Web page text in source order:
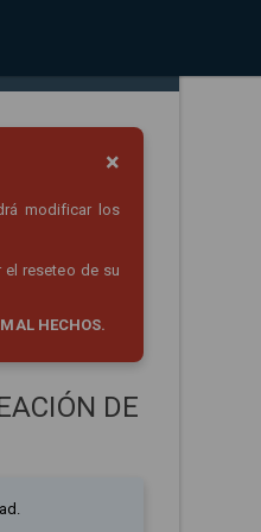
×
modificar los
el reseteo de su
HECHOS.
DE